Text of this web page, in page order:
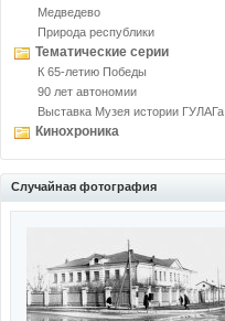
Медведево
Природа республики
Тематические серии
К 65-летию Победы
90 лет автономии
Выставка Музея истории ГУЛАГа
Кинохроника
Случайная фотография